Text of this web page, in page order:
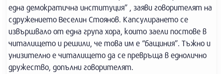
една демократична институция” , заяви говорителят на
сдружението Веселин Стоянов. Капсулирането се
извършвало от една група хора, които заели постове в
читалището и решили, че това им е “бащиния”. Тъжно и
унизително е читалището да се превръща в еднолично
дружество, допълни говорителят.